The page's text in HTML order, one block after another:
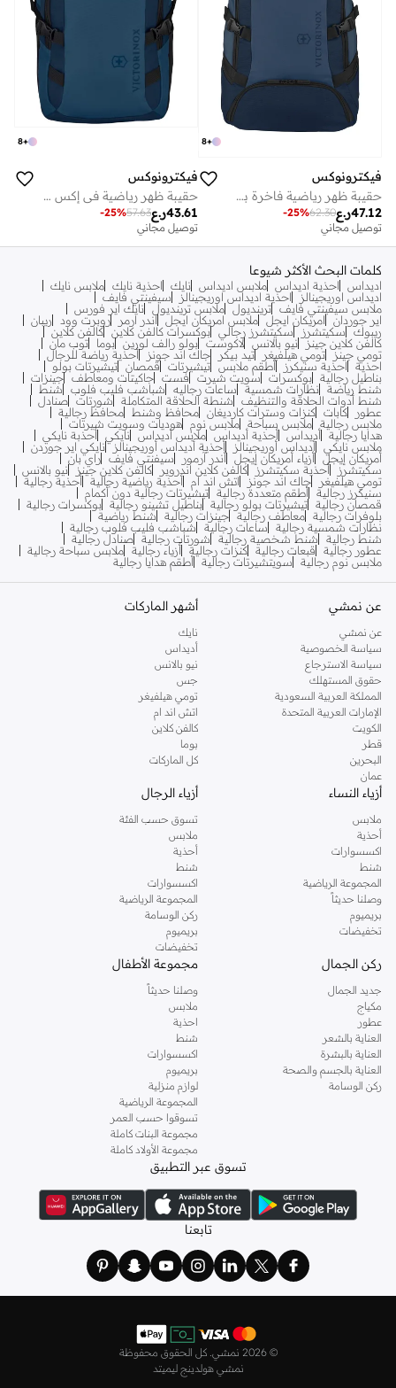
+
8
فيكترونوكس
حقيبة ظهر رياضية فاخرة بسعة لترًا باللون الأزرق
ر.ع47.12
62.30
-25%
توصيل مجاني
+
8
فيكترونوكس
حقيبة ظهر رياضية في إكس سبورت إيفو
ر.ع43.61
57.63
-25%
توصيل مجاني
كلمات البحث الأكثر شيوعا
اديداس احذية اديداس ملابس اديداس نايك احذية نايك ملابس نايك
اديداس اوريجينالز
احذية اديداس اوريجينالز
سيفينتي فايف
ملابس سيفينتي فايف ترينديول ملابس ترينديول نايك اير فورس
اير جوردان
امريكان ايجل ملابس امريكان ايجل اندر ارمر روبرت وود
ريبان
ريبوك
سكيتشرز سكيتشرز رجالي بوكسرات كالفن كلاين كالفن كلاين
كالفن كلاين جينز نيو بالانس لاكوست بولو رالف لورين بوما
توب مان
تومي جينز تومي هيلفيغر تيد بيكر جاك اند جونز
أحذية رياضة للرجال
احذية
احذية سنيكرز أطقم ملابس تيشيرتات قمصان تيشيرتات بولو
بناطيل رجالية بوكسرات سويت شيرت فست جاكيتات ومعاطف جينزات
شنط رياضة نظارات شمسية ساعات رجاليه شباشب فليب فلوب
شنط
شنط أدوات الحلاقة والتنظيف
شنطة الحلاقة المتكاملة شورتات صنادل
عطور
كابات كنزات وسترات كارديغان محافظ وشنط محافظ رجالية
ملابس رجالية ملابس سباحة ملابس نوم هوديات وسويت شيرتات
هدايا رجالية أديداس أحذية أديداس ملابس أديداس نايكي أحذبة نايكي
ملابس نايكي أديداس أوريجينالز أحذية أديداس أوريجينالز
نايكي اير جوردن
أمريكان إيجل أزياء أمريكان إيجل أندر آرمور سيفنتي فايف راي بان
سكيتشرز
أحذية سكيتشرز كالفن كلاين اندروير كالفن كلاين جينز
نيو بالانس
تومي هيلفيغر
جاك اند جونز اتش اند ام أحذية رياضية رجالية أحذية رجالية
سنيكرز رجالية أطقم متعددة رجالية تيشيرتات رجالية دون أكمام
قمصان رجالية تيشيرتات بولو رجالية بناطيل تشينو رجالية بوكسرات رجالية
بلوفرات رجالية معاطف رجالية جينزات رجالية
شنط رياضية
نظارات شمسية رجالية
ساعات رجالية
شباشب فليب فلوب رجالية
شنط رجالية
شنط شخصية رجالية شورتات رجالية صنادل رجالية
عطور رجالية
قبعات رجالية كنزات رجالية أزياء رجالية ملابس سباحة رجالية
ملابس نوم رجالية
سويتشيرتات رجالية أطقم هدايا رجالية
عن نمشي
عن نمشي
سياسة الخصوصية
سياسة الاسترجاع
حقوق المستهلك
المملكة العربية السعودية
الإمارات العربية المتحدة
الكويت
قطر
البحرين
عمان
أشهر الماركات
نايك
أديداس
نيو بالانس
جس
تومي هيلفيغر
اتش اند ام
كالفن كلاين
بوما
كل الماركات
أزياء النساء
ملابس
أحذية
اكسسوارات
شنط
المجموعة الرياضية
وصلنا حديثاً
بريميوم
تخفيضات
أزياء الرجال
تسوق حسب الفئة
ملابس
أحذية
شنط
اكسسوارات
المجموعة الرياضية
ركن الوسامة
بريميوم
تخفيضات
ركن الجمال
جديد الجمال
مكياج
عطور
العناية بالشعر
العناية بالبشرة
العناية بالجسم والصحة
ركن الوسامة
مجموعة الأطفال
وصلنا حديثاً
ملابس
احذية
شنط
اكسسوارات
بريميوم
لوازم منزلية
المجموعة الرياضية
تسوقوا حسب العمر
مجموعة البنات كاملة
مجموعة الأولاد كاملة
تسوق عبر التطبيق
تابعنا
© 2026 نمشي. كل الحقوق محفوظة
نمشي هولدينج ليميتد